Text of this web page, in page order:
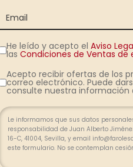
He leído y acepto el Aviso
las Condiciones de Ventas de
Acepto recibir ofertas de los
correo electrónico. Puede
consulte nuestra información
Le informamos que sus datos
responsabilidad de Juan Alberto
16-C, 41004, Sevilla, y email
este formulario. No se contemplan